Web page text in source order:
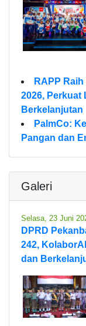
RAPP
2026, Perkuat
Berkelanjutan
PalmCo:
Pangan dan
Galeri
Selasa, 23 Juni
DPRD
242,
dan